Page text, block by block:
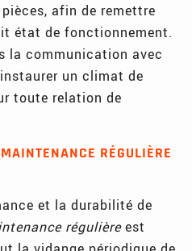
afin de remettre
état de fonctionnement.
la communication avec
un climat de
toute relation de
RÉGULIÈRE
et la durabilité de
régulièreest